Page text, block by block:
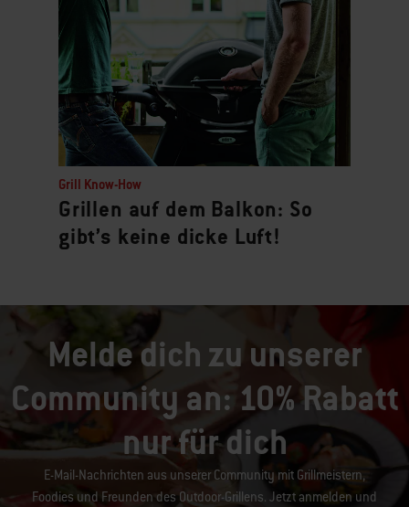
Grill Know-How
Grillen auf dem Balkon: So
gibt’s keine dicke Luft!
Melde dich zu unserer
Community an: 10% Rabatt
nur für dich
E-Mail-Nachrichten aus unserer Community mit Grillmeistern,
Foodies und Freunden des Outdoor-Grillens. Jetzt anmelden und